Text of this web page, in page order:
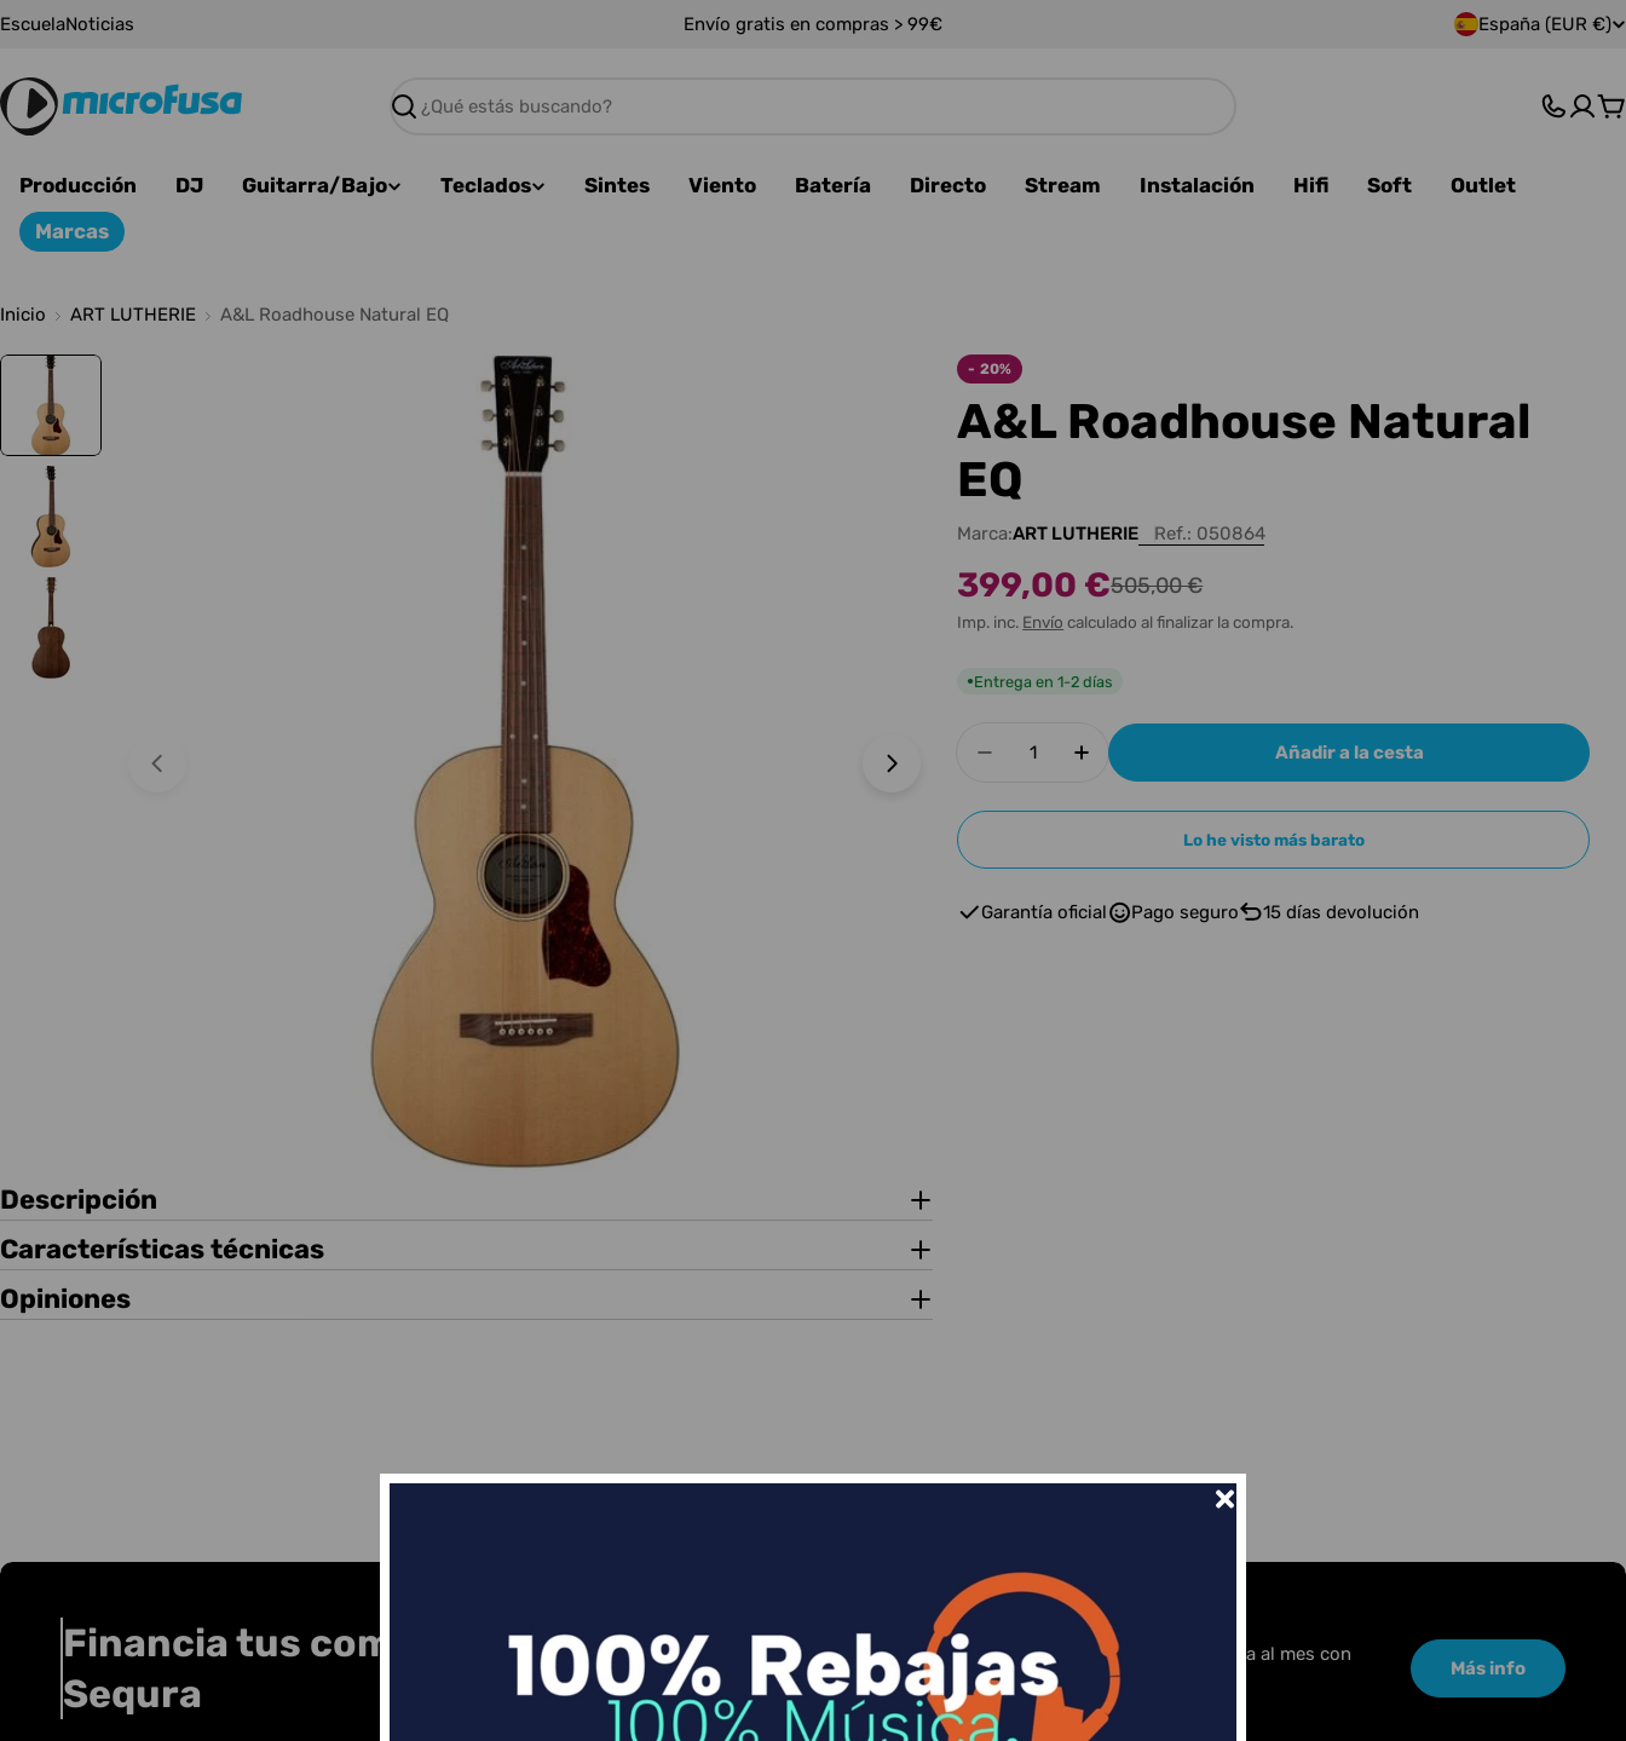
Saltar
EscuelaNoticias Envío gratis en compras > 99€
P
s
i
España (EUR €)
Buscar
Producción DJ Guitarra/Bajo Teclados Sintes Viento Batería Directo Stream Instalación Hifi Soft
Outlet
Marcas
Inicio ART LUTHERIE A&L Roadhouse Natural EQ
Abrir medios 0 en modal Abrir medios 1 en modal
Descripción
Características técnicas
Opiniones
- 20%
A&L Roadhouse Natural
EQ
Marca:ART LUTHERIE Ref.: 050864
Precio
de
oferta
399,00 €
Precio
habitual
505,00 €
Imp. inc. Envío calculado al finalizar la compra.
●Entrega en 1-2 días
Disminuir cantidad para A&amp;L Roadhouse Natural EQ
Aumentar cantidad para A&amp;L Roadhouse
Añadir a la cesta
Lo he visto más barato
Garantía oficial Pago seguro 15 días devolución
Financia tus compras con
Sequra
Divide en 3 sin coste o hasta en 18 meses por una pequeña cuota al mes con
Sequra
Más info